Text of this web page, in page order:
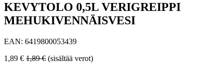
KEVYTOLO 0,5L VERIGREIPPI
MEHUKIVENNÄISVESI
EAN: 6419800053439
1,89 € 1,89€ (sisältää verot)